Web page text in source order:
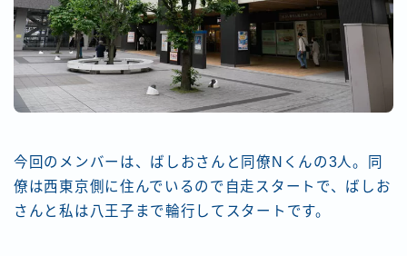
今回のメンバーは、ばしおさんと同僚Nくんの3人。同
僚は西東京側に住んでいるので自走スタートで、ばしお
さんと私は八王子まで輪行してスタートです。